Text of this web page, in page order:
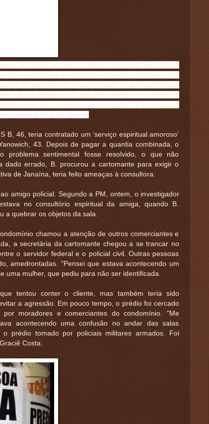
R$ 2.500 a uma ‘consultora espiritual’ para tentar
mas não obteve o resultado esperado, promoveu uma
sala da cartomante, em um prédio, na área Central de
até um policial civil, que seria amigo da consultora
dela, no momento da confusão. O investigador
conter a fúria do cliente.
B, 46, teria contratado um ‘serviço espiritual amoroso’
43. Depois de pagar a quantia combinada, o
problema sentimental fosse resolvido, o que não
dado errado, B. procurou a cartomante para exigir o
de Janaína, teria feito ameaças à consultora.
amigo policial. Segundo a PM, ontem, o investigador
no consultório espiritual da amiga, quando B.
a quebrar os objetos da sala.
chamou a atenção de outros comerciantes e
a secretária da cartomante chegou a se trancar no
o servidor federal e o policial civil. Outras pessoas
amedrontadas. "Pensei que estava acontecendo um
uma mulher, que pediu para não ser identificada.
tentou conter o cliente, mas também teria sido
a agressão. Em pouco tempo, o prédio foi cercado
por moradores e comerciantes do condomínio. "Me
acontecendo uma confusão no andar das salas
prédio tomado por policiais militares armados. Foi
Costa.